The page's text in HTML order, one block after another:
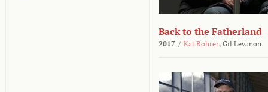
Back to the Fatherland
2017 / Kat Rohrer, Gil Levanon